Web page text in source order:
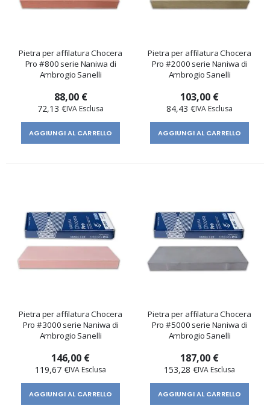
Pietra per affilatura Chocera
Pro #800 serie Naniwa di
Ambrogio Sanelli
88,00 €
72,13 €
AGGIUNGI AL CARRELLO
Pietra per affilatura Chocera
Pro #2000 serie Naniwa di
Ambrogio Sanelli
103,00 €
84,43 €
AGGIUNGI AL CARRELLO
Pietra per affilatura Chocera
Pro #3000 serie Naniwa di
Ambrogio Sanelli
146,00 €
119,67 €
AGGIUNGI AL CARRELLO
Pietra per affilatura Chocera
Pro #5000 serie Naniwa di
Ambrogio Sanelli
187,00 €
153,28 €
AGGIUNGI AL CARRELLO